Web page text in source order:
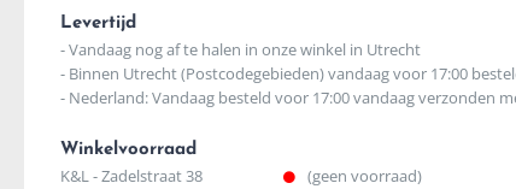
Levertijd
- Vandaag nog af te halen in onze winkel in Utrecht
- Binnen Utrecht (Postcodegebieden) vandaag voor 17:00
- Nederland: Vandaag besteld voor 17:00 vandaag verzonden
Winkelvoorraad
K&L - Zadelstraat 38 (geen voorraad)